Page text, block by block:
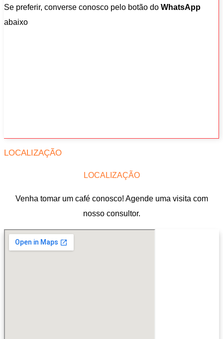
Se preferir, converse conosco pelo botão do WhatsApp
abaixo
LOCALIZAÇÃO
LOCALIZAÇÃO
Venha tomar um café conosco! Agende uma visita com
nosso consultor.